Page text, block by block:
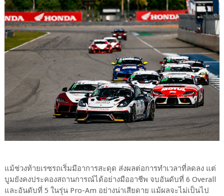
แม้ช่วงท้ายเรซรถเริ่มมีอาการสะดุด ส่งผลต่อการทำเวลาที่ลดลง แต่
บูมยังคงประคองสถานการณ์ได้อย่างมืออาชีพ จบอันดับที่ 6 Overall
และอันดับที่ 5 ในรุ่น Pro-Am อย่างน่าเสียดาย แม้ผลจะไม่เป็นไป